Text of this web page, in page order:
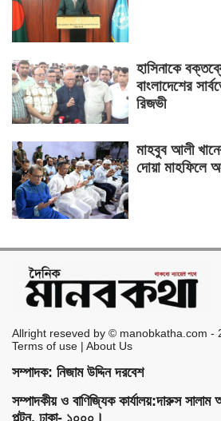
হাসিনাকে
বাংলাদেশের
রিজভী
মাহবুব আলী
দোয়া মাহফিলে
Allright reseved by © manobkatha.com -
Terms of use | About Us
সম্পাদক: নিজাম উদ্দিন দরবেশ
সম্পাদকীয় ও বাণিজ্যিক কার্যালয়:দারুস